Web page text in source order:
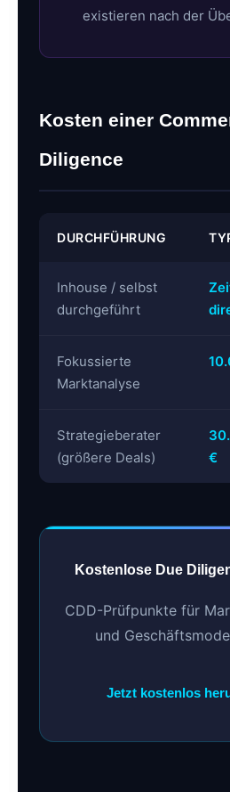
existieren nach der
Kosten einer
Diligence
DURCHFÜHRUNG
Inhouse / selbst
durchgeführt
Fokussierte
Marktanalyse
Strategieberater
(größere Deals)
€
Kostenlose Due
CDD-Prüfpunkte für
und
Jetzt kostenlos